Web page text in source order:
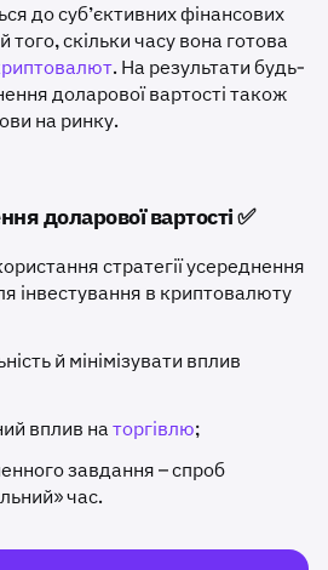
до суб’єктивних фінансових
скільки часу вона готова
. На результати будь-
доларової вартості також
на ринку.
доларової вартості ✅
стратегії усереднення
інвестування в криптовалюту
й мінімізувати вплив
вплив наторгівлю;
завдання – спроб
час.